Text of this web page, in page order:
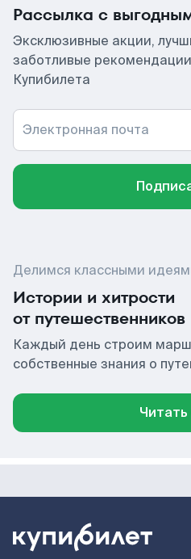
Рассылка с
Эксклюзивные акции,
заботливые
Купибилета
Электронная почта
Делимся классными
Истории и хитрости
от путешественников
Каждый день строим
собственные знания о
Читать